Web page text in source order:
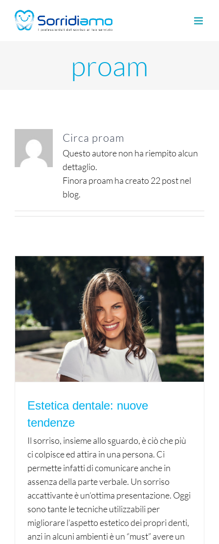
contenuto
proam
Circa proam
Questo autore non ha riempito alcun
dettaglio.
Finora proam ha creato 22 post nel
blog.
Estetica dentale: nuove
tendenze
Il sorriso, insieme allo sguardo, è ciò che più
ci colpisce ed attira in una persona. Ci
permette infatti di comunicare anche in
assenza della parte verbale. Un sorriso
accattivante è un’ottima presentazione. Oggi
sono tante le tecniche utilizzabili per
migliorare l’aspetto estetico dei propri denti,
anzi in alcuni ambienti è un “must” avere un